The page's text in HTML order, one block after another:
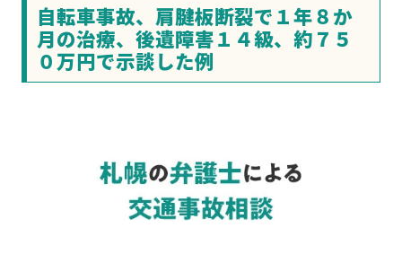
自転車事故、肩腱板断裂で１年８か
月の治療、後遺障害１４級、約７５
０万円で示談した例